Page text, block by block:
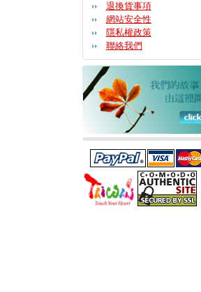
退換貨事項
網站安全性
隱私權政策
聯絡我們